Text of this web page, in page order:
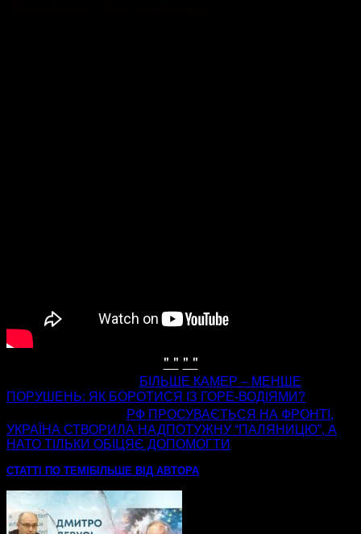
" " " "
БІЛЬШЕ КАМЕР – МЕНШЕ
ПОРУШЕНЬ: ЯК БОРОТИСЯ ІЗ ГОРЕ-ВОДІЯМИ?
РФ ПРОСУВАЄТЬСЯ НА ФРОНТІ,
УКРАЇНА СТВОРИЛА НАДПОТУЖНУ “ПАЛЯНИЦЮ”, А
НАТО ТІЛЬКИ ОБІЦЯЄ ДОПОМОГТИ
СТАТТІ ПО ТЕМІ БІЛЬШЕ ВІД АВТОРА